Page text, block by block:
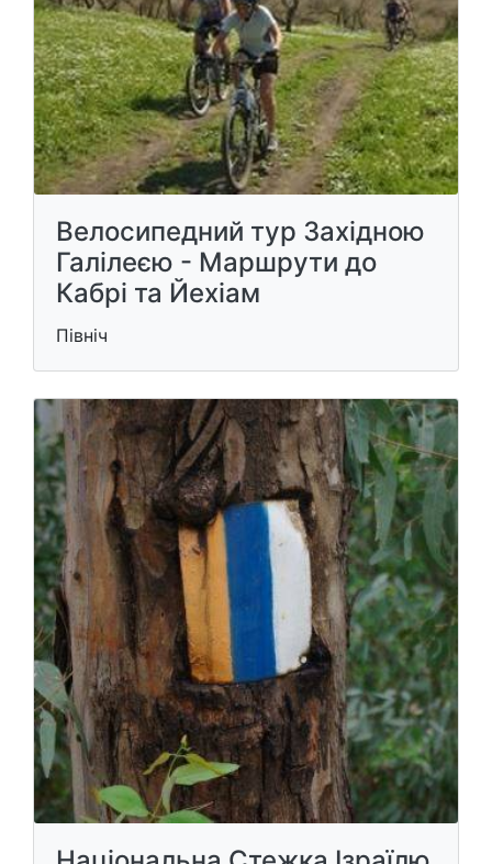
Велосипедний тур Західною
Галілеєю - Маршрути до
Кабрі та Йехіам
Північ